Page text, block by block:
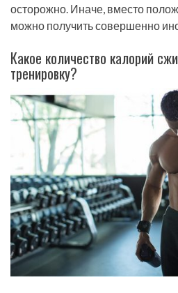
осторожно. Иначе, вместо
можно получить совершенно
Какое количество калорий
тренировку?